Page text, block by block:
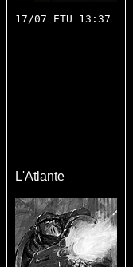
17/07 ETU 13:37
L'Atlante